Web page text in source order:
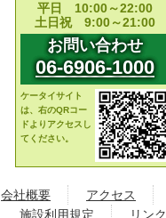
平日 10:00～22:00
土日祝 9:00～21:00
お問い合わせ
06-6906-1000
ケータイサイト
は、右のQRコー
ドよりアクセスし
てください。
会社概要 アクセス
施設利用規定
リンク